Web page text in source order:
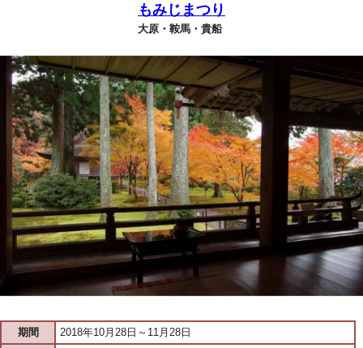
もみじまつり
大原・鞍馬・貴船
期間 2018年10月28日～11月28日